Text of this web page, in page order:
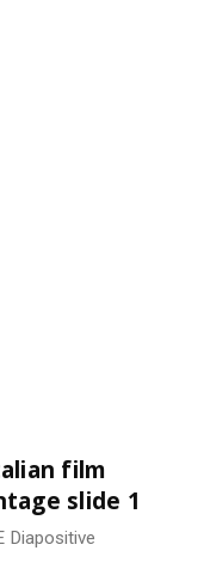
film
slide 1
Diapositive